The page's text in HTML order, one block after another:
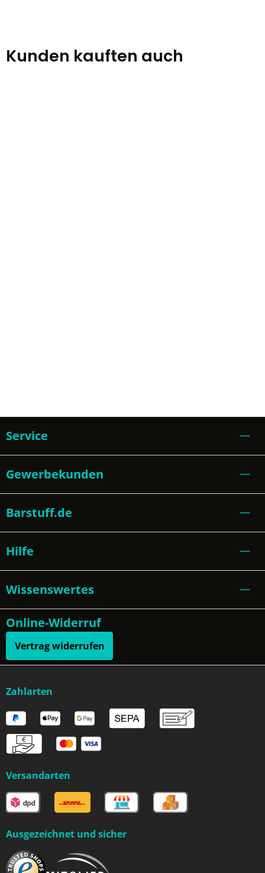
Kunden kauften auch
Service
Gewerbekunden
Barstuff.de
Hilfe
Wissenswertes
Online-Widerruf
Vertrag widerrufen
Zahlarten
Versandarten
Ausgezeichnet und sicher